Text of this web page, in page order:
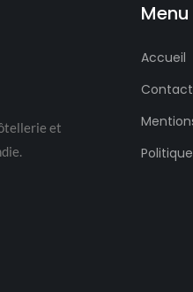
et
Menu
Accueil
Contact